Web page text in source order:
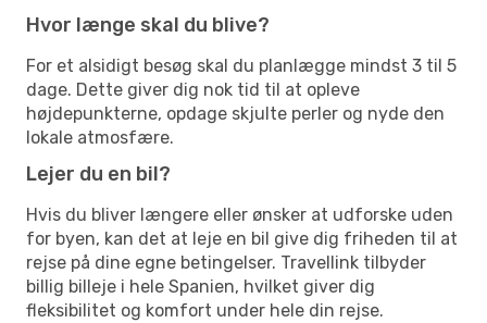
Hvor længe skal du blive?
For et alsidigt besøg skal du planlægge mindst 3 til 5
dage. Dette giver dig nok tid til at opleve
højdepunkterne, opdage skjulte perler og nyde den
lokale atmosfære.
Lejer du en bil?
Hvis du bliver længere eller ønsker at udforske uden
for byen, kan det at leje en bil give dig friheden til at
rejse på dine egne betingelser. Travellink tilbyder
billig billeje i hele Spanien, hvilket giver dig
fleksibilitet og komfort under hele din rejse.